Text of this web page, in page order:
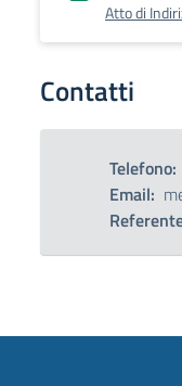
Atto di
Contatti
Telefono:
Email: